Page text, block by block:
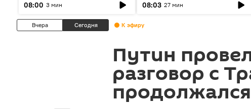
08:00 3 мин
08:03 27 мин
Вчера Сегодня К эфиру
Путин
разговор с
продолжался